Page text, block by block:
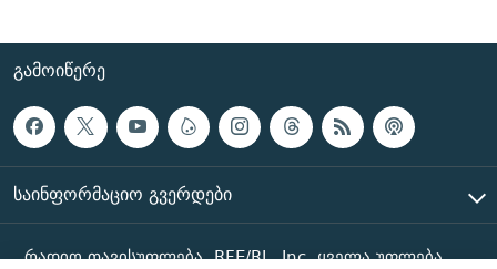
ᲒᲐᲛᲝᲘᲬᲔᲠᲔ
ᲡᲐᲘᲜᲤᲝᲠᲛᲐᲪᲘᲝ ᲒᲕᲔᲠᲓᲔᲑᲘ
რადიო თავისუფლება, RFE/RL, Inc. ყველა უფლება